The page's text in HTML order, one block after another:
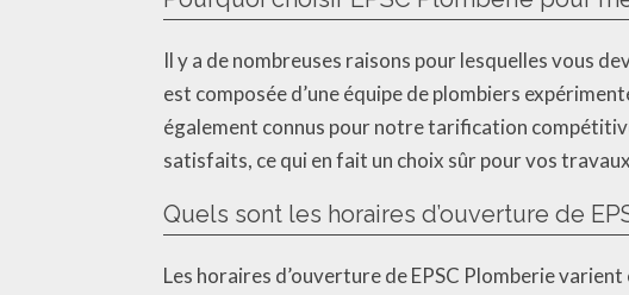
Il y a de nombreuses raisons pour lesquelles vous
est composée d’une équipe de plombiers
également connus pour notre tarification
satisfaits, ce qui en fait un choix sûr pour vos
Quels sont les horaires d’ouverture de
Les horaires d’ouverture de EPSC Plomberie